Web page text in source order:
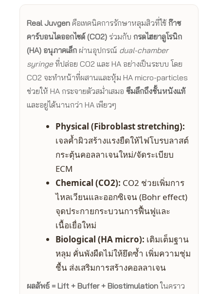
Real Juvgen คือเทคนิคการรักษาหลุมสิวที่ใช้ ก๊าซ
คาร์บอนไดออกไซด์ (CO2) ร่วมกับ กรดไฮยาลูโรนิก
(HA) อนุภาคเล็ก ผ่านอุปกรณ์ dual-chamber
syringeที่ปล่อย CO2 และ HA อย่างเป็นระบบ โดย
CO2 จะทำหน้าที่ผสานและหุ้ม HA micro-particles
ช่วยให้ HA กระจายตัวสม่ำเสมอ ซึมลึกถึงชั้นหนังแท้
และอยู่ได้นานกว่า HA เพียวๆ
Physical (Fibroblast stretching):
เจลค้ำผิวสร้างแรงยืดให้ไฟโบรบลาสต์
กระตุ้นคอลลาเจนใหม่/จัดระเบียบ
ECM
Chemical (CO2): CO2 ช่วยเพิ่มการ
ไหลเวียนและออกซิเจน (Bohr effect)
จุดประกายกระบวนการฟื้นฟูและ
เนื้อเยื่อใหม่
Biological (HA micro): เติมเต็มฐาน
หลุม คั่นพังผืดไม่ให้ยึดซ้ำ เพิ่มความชุ่ม
ชื้น ส่งเสริมการสร้างคอลลาเจน
ผลลัพธ์ = Lift + Buffer + Biostimulation ในคราว